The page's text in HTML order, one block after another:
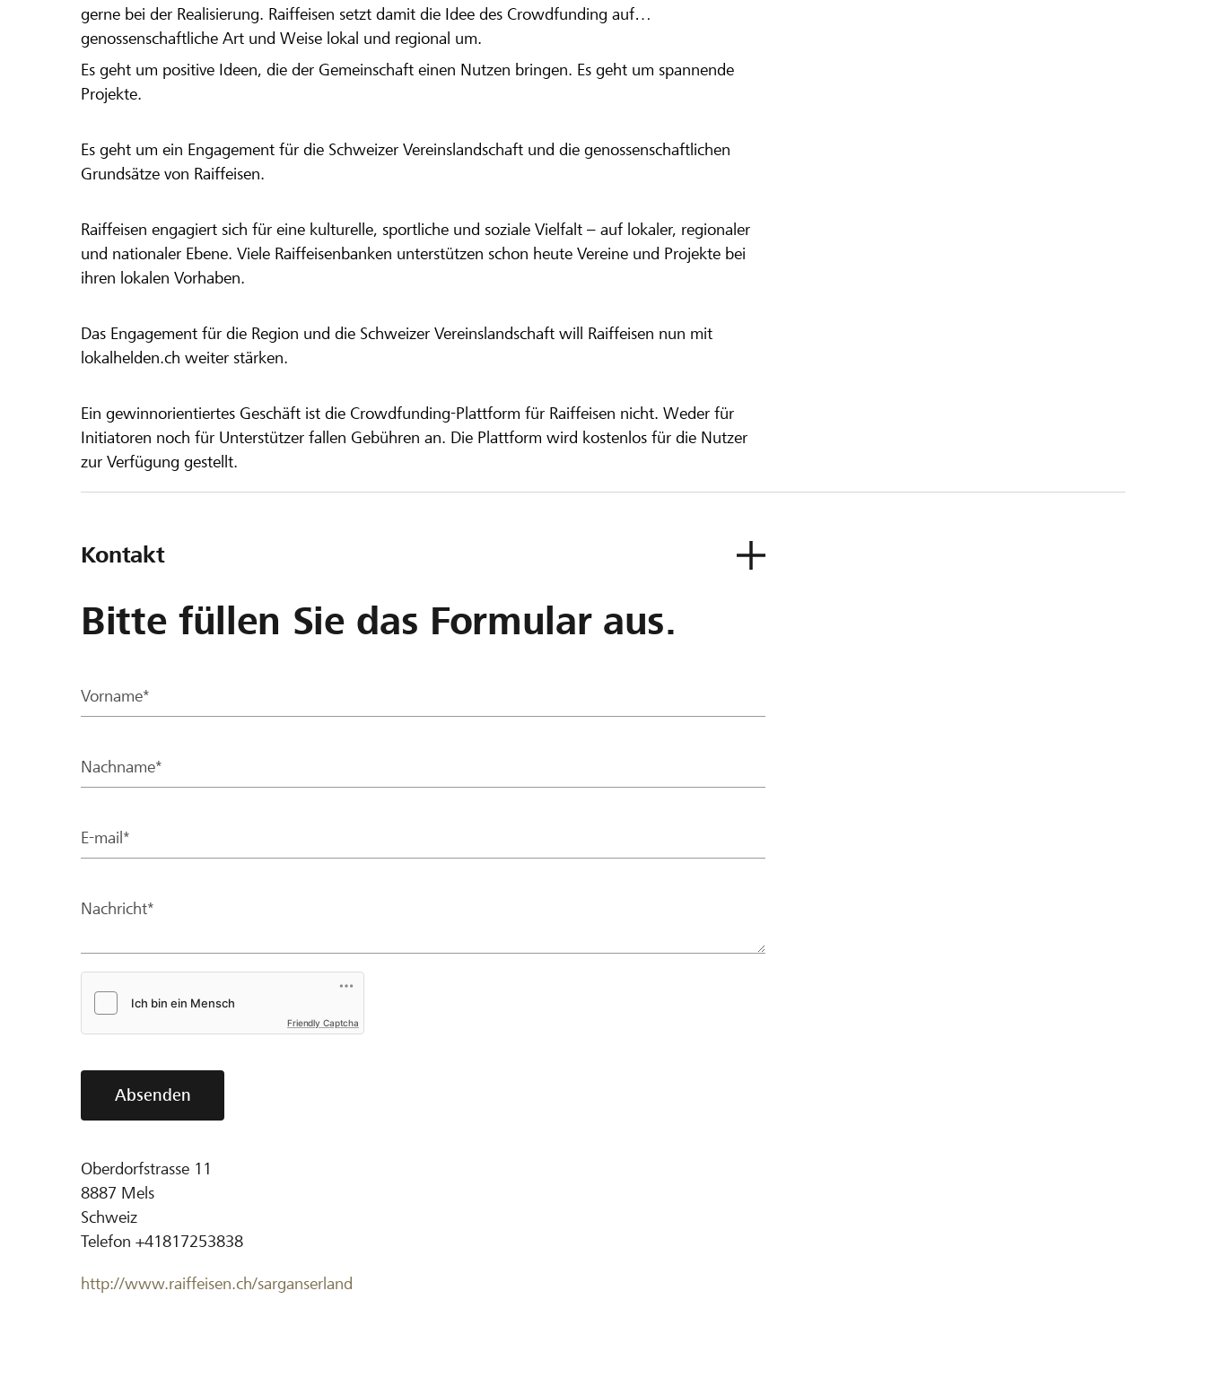
gerne bei der Realisierung. Raiffeisen setzt damit die Idee des Crowdfunding auf
genossenschaftliche Art und Weise lokal und regional um.
Es geht um positive Ideen, die der Gemeinschaft einen Nutzen bringen. Es geht um spannende
Projekte.
Es geht um ein Engagement für die Schweizer Vereinslandschaft und die genossenschaftlichen
Grundsätze von Raiffeisen.
Raiffeisen engagiert sich für eine kulturelle, sportliche und soziale Vielfalt – auf lokaler, regionaler
und nationaler Ebene. Viele Raiffeisenbanken unterstützen schon heute Vereine und Projekte bei
ihren lokalen Vorhaben.
Das Engagement für die Region und die Schweizer Vereinslandschaft will Raiffeisen nun mit
lokalhelden.ch weiter stärken.
Ein gewinnorientiertes Geschäft ist die Crowdfunding-Plattform für Raiffeisen nicht. Weder für
Initiatoren noch für Unterstützer fallen Gebühren an. Die Plattform wird kostenlos für die Nutzer
zur Verfügung gestellt.
Kontakt
Bitte füllen Sie das Formular aus.
Vorname*
Nachname*
E-mail*
Nachricht*
Friendly Captcha
Absenden
Oberdorfstrasse 11
8887 Mels
Schweiz
Telefon +41817253838
http://www.raiffeisen.ch/sarganserland